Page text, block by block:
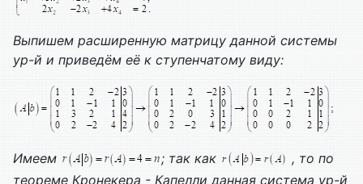
Выпишем расширенную матрицу данной системы
ур-й и приведём её к ступенчатому виду:
Имеем ; так как
, то по
теореме Кронекера - Капелли данная система ур-й